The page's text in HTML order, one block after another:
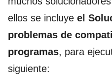
ellos se incluye el
problemas de
programas, para
siguiente: